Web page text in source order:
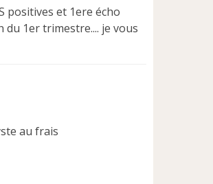
positives et 1ere écho
du 1er trimestre.... je vous
au frais